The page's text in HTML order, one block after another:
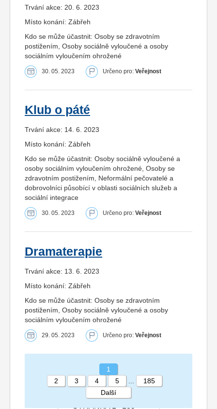
Trvání akce: 20. 6. 2023
Místo konání: Zábřeh
Kdo se může účastnit: Osoby se zdravotním
postižením, Osoby sociálně vyloučené a osoby
sociálním vyloučením ohrožené
30. 05. 2023 Určeno pro: Veřejnost
Klub o páté
Trvání akce: 14. 6. 2023
Místo konání: Zábřeh
Kdo se může účastnit: Osoby sociálně vyloučené a
osoby sociálním vyloučením ohrožené, Osoby se
zdravotním postižením, Neformální pečovatelé a
dobrovolníci působící v oblasti sociálních služeb a
sociální integrace
30. 05. 2023 Určeno pro: Veřejnost
Dramaterapie
Trvání akce: 13. 6. 2023
Místo konání: Zábřeh
Kdo se může účastnit: Osoby se zdravotním
postižením, Osoby sociálně vyloučené a osoby
sociálním vyloučením ohrožené
29. 05. 2023 Určeno pro: Veřejnost
1
2
3 4 5
185
Další